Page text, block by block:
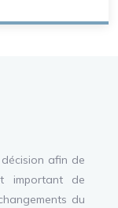
afin de
important de
du